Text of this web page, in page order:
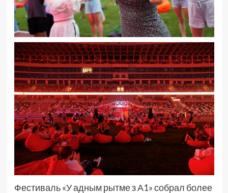
Фестиваль «У адным рытме з А1» собрал более